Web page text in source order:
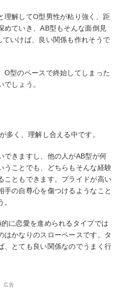
理解してO型男性が粘り強く、距
めていき、AB型もそんな面倒見
いけば、良い関係も作れそうで
O型のペースで終始してしまった
しょう。
多く、理解し合える中です。
できますし、他の人がAB型が何
うことでも、どちらもそんな経験
こともできます。プライドが高い
手の自尊心を傷つけるようなこと
に恋愛を進められるタイプでは
はかなりのスローペースです。タ
、とても良い関係なのでうまく行
広告